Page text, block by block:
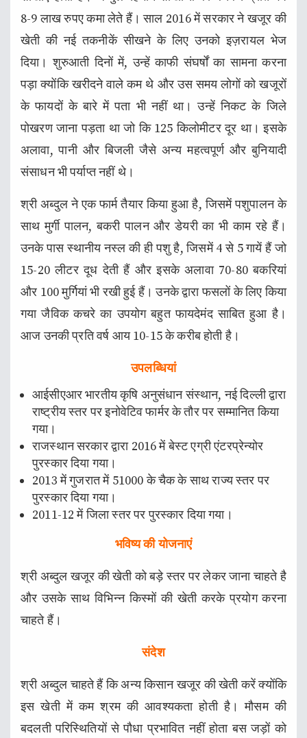
8-9 लाख रुपए कमा लेते हैं। साल 2016 में सरकार ने खजूर की
खेती की नई तकनीकें सीखने के लिए उनको इज़रायल भेज
दिया। शुरुआती दिनों में, उन्हें काफी संघर्षों का सामना करना
पड़ा क्योंकि खरीदने वाले कम थे और उस समय लोगों को खजूरों
के फायदों के बारे में पता भी नहीं था। उन्हें निकट के जिले
पोखरण जाना पड़ता था जो कि 125 किलोमीटर दूर था। इसके
अलावा, पानी और बिजली जैसे अन्य महत्वपूर्ण और बुनियादी
संसाधन भी पर्याप्त नहीं थे।
श्री अब्दुल ने एक फार्म तैयार किया हुआ है, जिसमें पशुपालन के
साथ मुर्गी पालन, बकरी पालन और डेयरी का भी काम रहे हैं।
उनके पास स्थानीय नस्ल की ही पशु है, जिसमें 4 से 5 गायें हैं जो
15-20 लीटर दूध देती हैं और इसके अलावा 70-80 बकरियां
और 100 मुर्गियां भी रखी हुई हैं। उनके द्वारा फसलों के लिए किया
गया जैविक कचरे का उपयोग बहुत फायदेमंद साबित हुआ है।
आज उनकी प्रति वर्ष आय 10-15 के करीब होती है।
उपलब्धियां
आईसीएआर भारतीय कृषि अनुसंधान संस्थान, नई दिल्ली द्वारा
राष्ट्रीय स्तर पर इनोवेटिव फार्मर के तौर पर सम्मानित किया
गया।
राजस्थान सरकार द्वारा 2016 में बेस्ट एग्री एंटरप्रेन्योर
पुरस्कार दिया गया।
2013 में गुजरात में 51000 के चैक के साथ राज्य स्तर पर
पुरस्कार दिया गया।
2011-12 में जिला स्तर पर पुरस्कार दिया गया।
भविष्य की योजनाएं
श्री अब्दुल खजूर की खेती को बड़े स्तर पर लेकर जाना चाहते है
और उसके साथ विभिन्न किस्मों की खेती करके प्रयोग करना
चाहते हैं।
संदेश
श्री अब्दुल चाहते हैं कि अन्य किसान खजूर की खेती करें क्योंकि
इस खेती में कम श्रम की आवश्यकता होती है। मौसम की
बदलती परिस्थितियों से पौधा प्रभावित नहीं होता बस जड़ों को